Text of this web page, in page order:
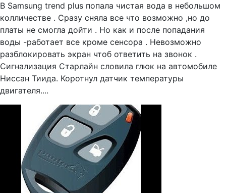
В Samsung trend plus попала чистая вода в небольшом
колличестве . Сразу сняла все что возможно ,но до
платы не смогла дойти . Но как и после попадания
воды -работает все кроме сенсора . Невозможно
разблокировать экран чтоб ответить на звонок .
Сигнализация Старлайн словила глюк на автомобиле
Ниссан Тиида. Коротнул датчик температуры
двигателя....